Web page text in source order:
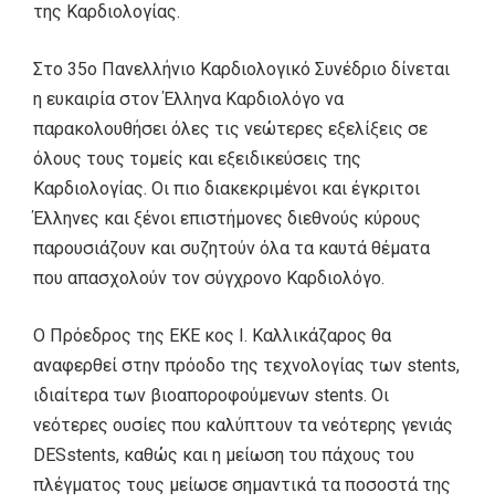
της Καρδιολογίας.
Στο 35ο Πανελλήνιο Καρδιολογικό Συνέδριο δίνεται
η ευκαιρία στον Έλληνα Καρδιολόγο να
παρακολουθήσει όλες τις νεώτερες εξελίξεις σε
όλους τους τομείς και εξειδικεύσεις της
Καρδιολογίας. Οι πιο διακεκριμένοι και έγκριτοι
Έλληνες και ξένοι επιστήμονες διεθνούς κύρους
παρουσιάζουν και συζητούν όλα τα καυτά θέματα
που απασχολούν τον σύγχρονο Καρδιολόγο.
Ο Πρόεδρος της ΕΚΕ κος Ι. Καλλικάζαρος θα
αναφερθεί στην πρόοδο της τεχνολογίας των stents,
ιδιαίτερα των βιοαποροφούμενων stents. Οι
νεότερες ουσίες που καλύπτουν τα νεότερης γενιάς
DESstents, καθώς και η μείωση του πάχους του
πλέγματος τους μείωσε σημαντικά τα ποσοστά της